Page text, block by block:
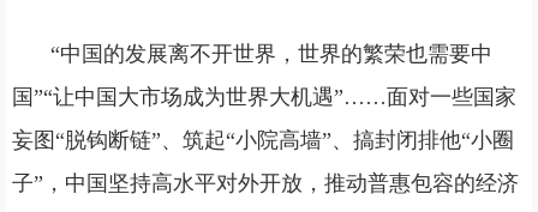
“中国的发展离不开世界，世界的繁荣也需要中
国”“让中国大市场成为世界大机遇”……面对一些国家
妄图“脱钩断链”、筑起“小院高墙”、搞封闭排他“小圈
子”，中国坚持高水平对外开放，推动普惠包容的经济